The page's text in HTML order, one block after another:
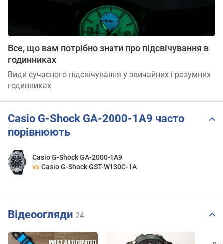
Все, що вам потрібно знати про підсвічування в
годинниках
Види сучасного підсвічування у звичайних і розумних
годинниках
Casio G-Shock GA-2000-1A9 часто
порівнюють
Casio G-Shock GA-2000-1A9
vs Casio G-Shock GST-W130C-1A
Відеоогляди 24